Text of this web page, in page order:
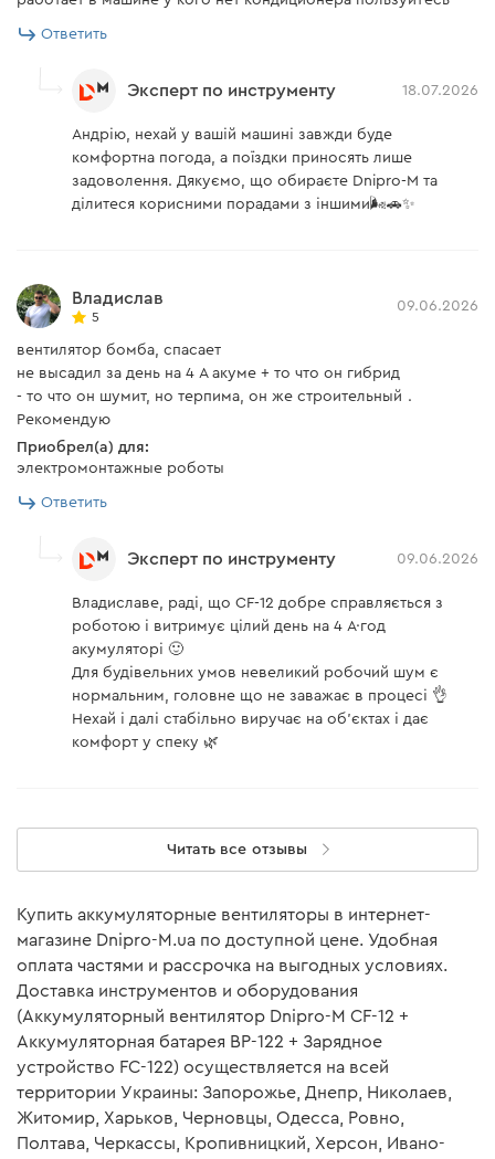
Регулировка потока
Габаритные размеры
ДхШхВ
360x240x220 мм
Наличие магнита
Питание
Назначение универсальное
Зарядное устройство Dnipro-M FC-122
Зарядное устройство есть
Аккумуляторная батарея Dnipro-M BP-122 2.0 Ач
Аккумуляторная батарея есть
Аккумуляторный
Аккумуляторная батарея
Блок питания есть
Зарядное устройство нет
Инструкция есть
Инструкция пользователя
Ответить
Эксперт по инструменту 18.07.2026
Андрію, нехай у вашій машині завжди буде
комфортна погода, а поїздки приносять лише
задоволення. Дякуємо, що обираєте Dnipro-M та
ділитеся корисними порадами з іншими🌬️🚗✨
Владислав
5
09.06.2026
вентилятор бомба, спасает
не высадил за день на 4 А акуме + то что он гибрид
- то что он шумит, но терпима, он же строительный .
Рекомендую
Приобрел(а) для:
электромонтажные роботы
Ответить
Эксперт по инструменту 09.06.2026
Владиславе, раді, що CF-12 добре справляється з
роботою і витримує цілий день на 4 А·год
акумуляторі 🙂
Для будівельних умов невеликий робочий шум є
нормальним, головне що не заважає в процесі 👌
Нехай і далі стабільно виручає на об’єктах і дає
комфорт у спеку 🌿
Читать все отзывы
Купить аккумуляторные вентиляторы в интернет-
магазине Dnipro-M.ua по доступной цене. Удобная
оплата частями и рассрочка на выгодных условиях.
Доставка инструментов и оборудования
(Аккумуляторный вентилятор Dnipro-M CF-12 +
Аккумуляторная батарея BP-122 + Зарядное
устройство FC-122) осуществляется на всей
территории Украины: Запорожье, Днепр, Николаев,
Житомир, Харьков, Черновцы, Одесса, Ровно,
Полтава, Черкассы, Кропивницкий, Херсон, Ивано-